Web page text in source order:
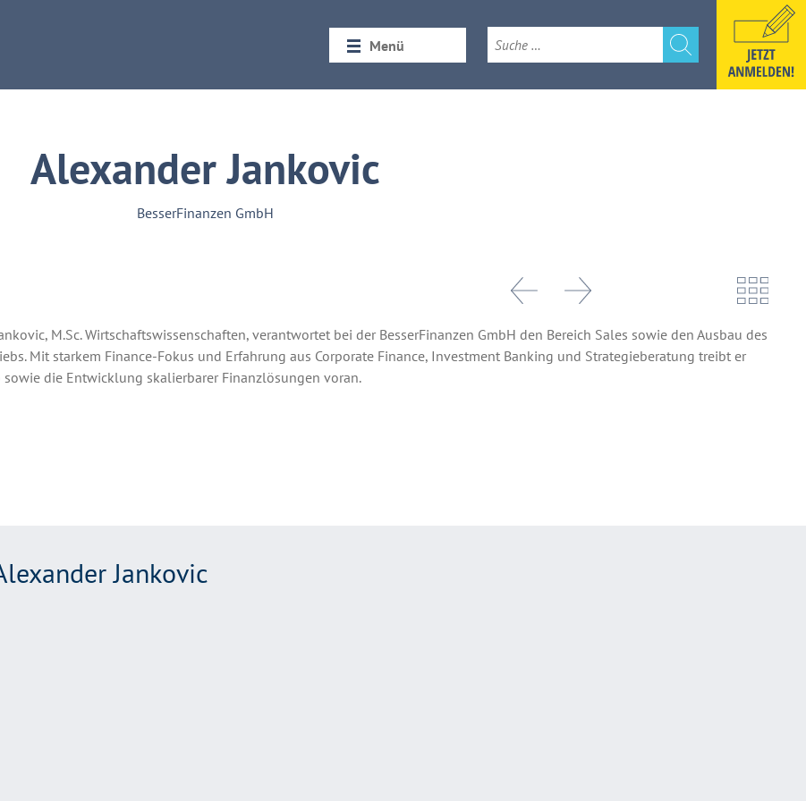
Menü
Alexander Jankovic
BesserFinanzen GmbH
M.Sc. Wirtschaftswissenschaften, verantwortet bei der BesserFinanzen GmbH den Bereich Sales sowie den Ausbau des
Mit starkem Finance-Fokus und Erfahrung aus Corporate Finance, Investment Banking und Strategieberatung treibt er
sowie die Entwicklung skalierbarer Finanzlösungen voran.
Jankovic